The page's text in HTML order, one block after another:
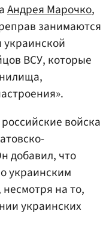
Андрея Марочко,
занимаются
ВСУ, которые
российские войска
добавил, что
украинским
на то,
украинских